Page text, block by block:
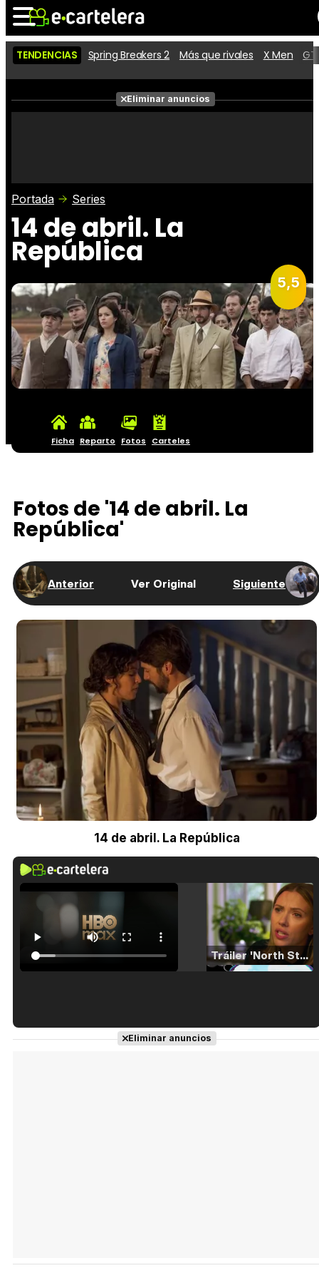
Noticias Cartelera
Películas
Críticas
TENDENCIAS Spring Breakers 2 Más que rivales X Men
Eliminar anuncios
Portada Series
14 de abril. La
República
5,5
Ficha Reparto Fotos Carteles
Fotos de '14 de abril. La
República'
Anterior Ver Original Siguiente
14 de abril. La República
Tráiler 'North Star' (2023)
Tráiler en español de 'La isla olvidada'
Eliminar anuncios